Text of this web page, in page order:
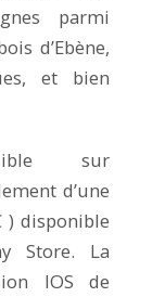
parmi
d’Ebène,
et bien
sur
d’une
) disponible
Store. La
IOS de